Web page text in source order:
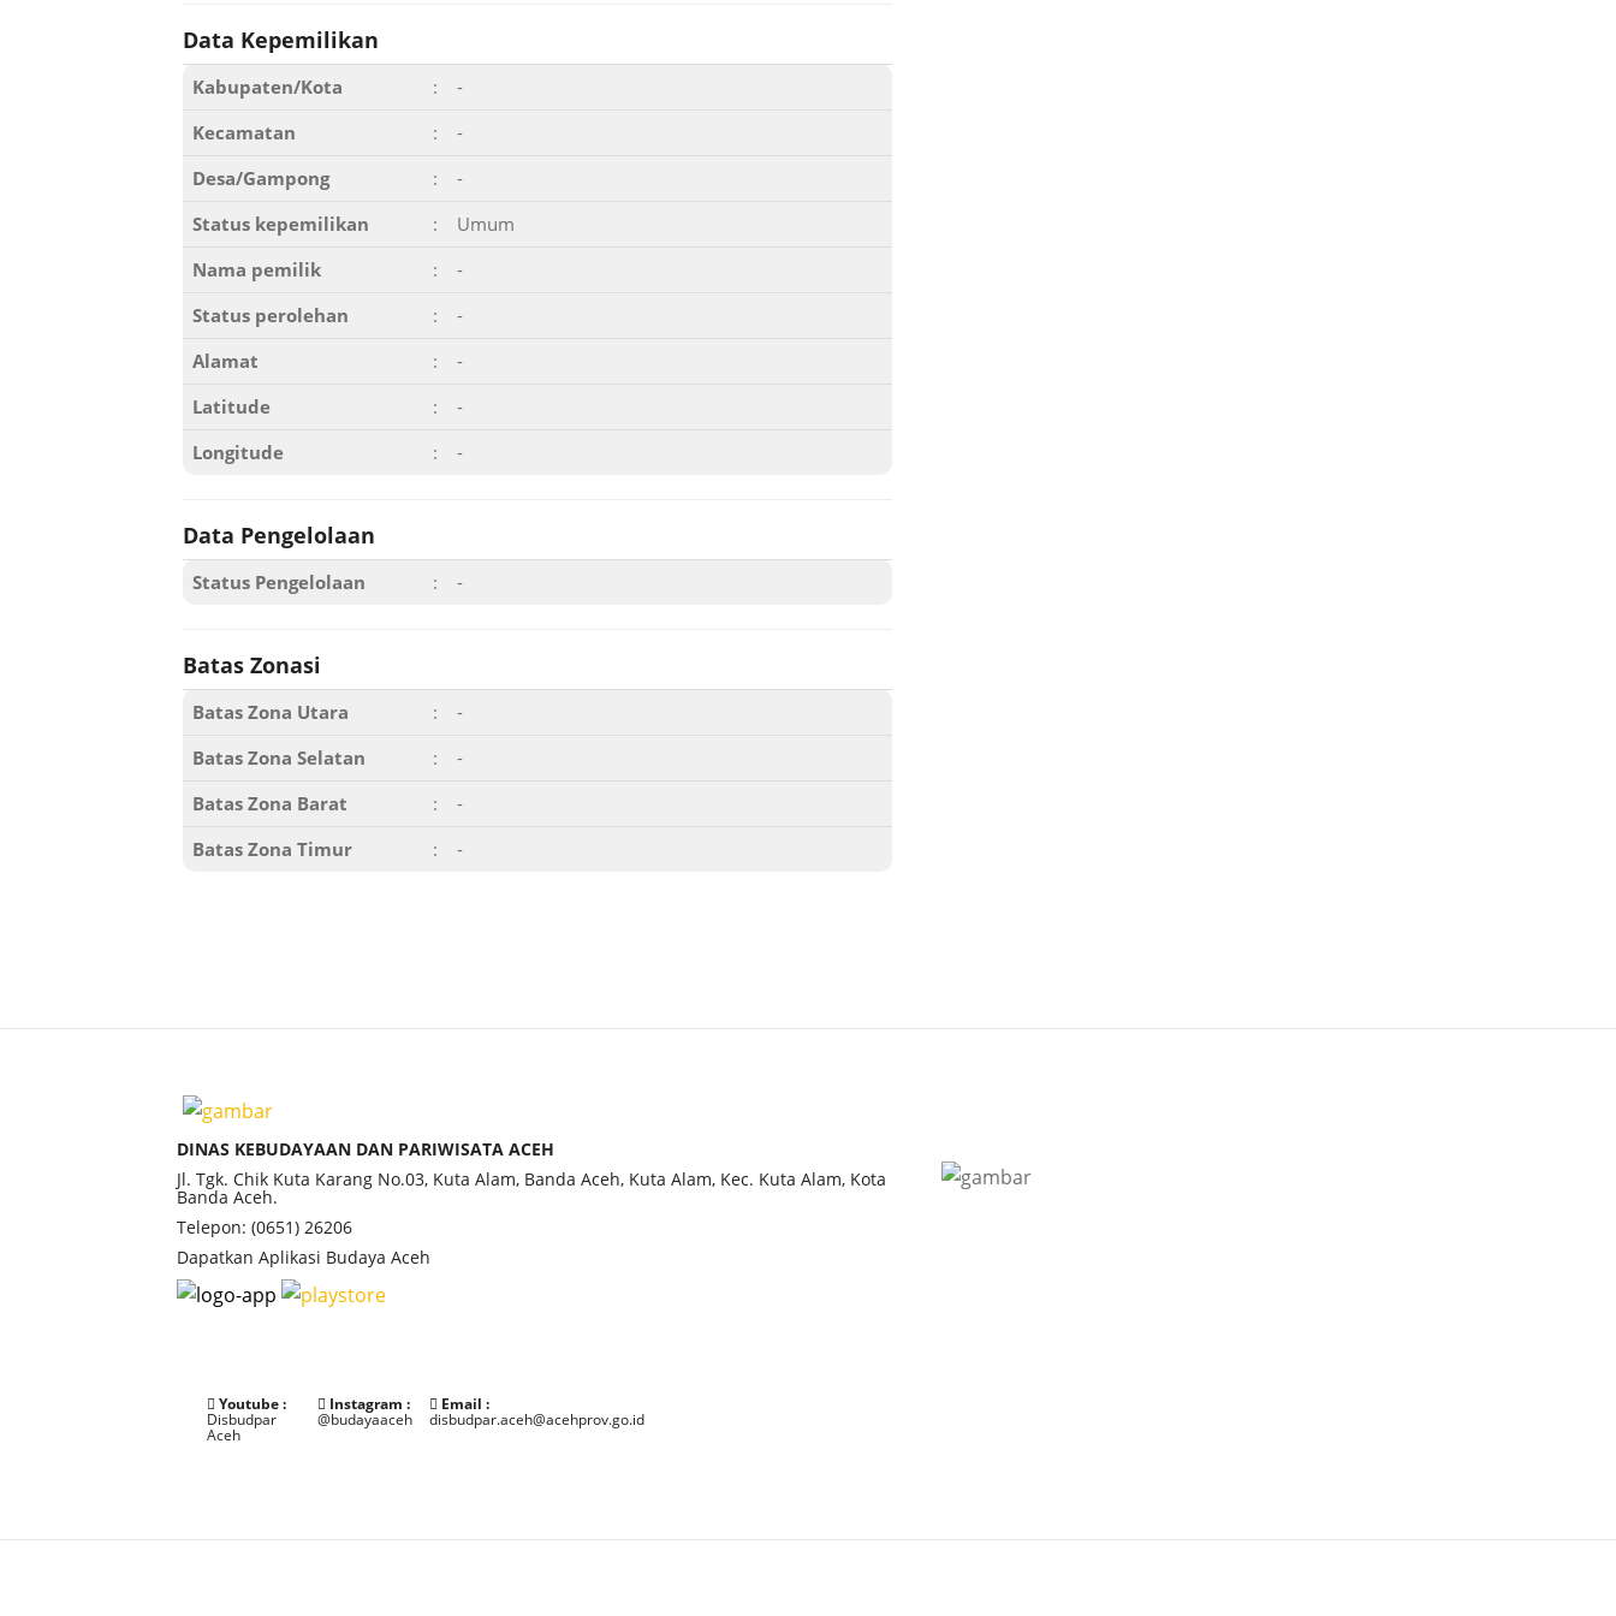
Data Kepemilikan
Kabupaten/Kota :
-
Kecamatan
:
-
Desa/Gampong
:
-
Status kepemilikan
:
Umum
Nama pemilik
:
-
Status perolehan
:
-
Alamat
:
-
Latitude
:
-
Longitude
: -
Data Pengelolaan
Status Pengelolaan : -
Batas Zonasi
Batas Zona Utara :
-
Batas Zona Selatan
:
-
Batas Zona Barat
:
-
Batas Zona Timur
: -
DINAS KEBUDAYAAN DAN PARIWISATA ACEH
Jl. Tgk. Chik Kuta Karang No.03, Kuta Alam, Banda Aceh, Kuta Alam, Kec. Kuta Alam, Kota
Banda Aceh.
Telepon: (0651) 26206
Dapatkan Aplikasi Budaya Aceh
Youtube :
Disbudpar
Aceh
Instagram :
@budayaaceh
Email :
disbudpar.aceh@acehprov.go.id